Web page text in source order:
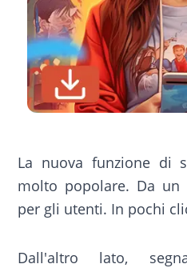
La nuova funzione di
molto popolare. Da
per gli utenti. In pochi
Dall'altro lato,